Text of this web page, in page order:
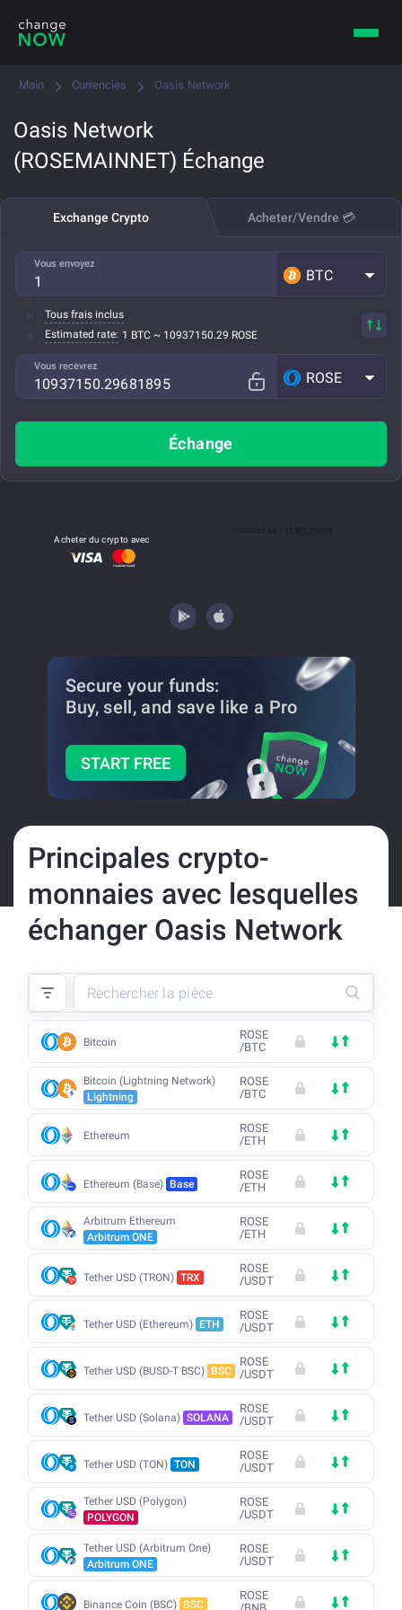
Main Currencies Oasis Network
Oasis Network
(ROSEMAINNET) Échange
Exchange Crypto Acheter/Vendre 💳
Vous envoyez
BTC
Tous frais inclus
Estimated rate: 1 BTC ~ 10937150.29 ROSE
Vous recevrez
ROSE
Échange
Acheter du crypto avec
Secure your funds:
Buy, sell, and save like a Pro
START FREE
Principales crypto-
monnaies avec lesquelles
échanger Oasis Network
Bitcoin
ROSE
/BTC
Bitcoin (Lightning Network)
Lightning
ROSE
/BTC
Ethereum
ROSE
/ETH
Ethereum (Base) Base
ROSE
/ETH
Arbitrum Ethereum
Arbitrum ONE
ROSE
/ETH
Tether USD (TRON) TRX
ROSE
/USDT
Tether USD (Ethereum) ETH
ROSE
/USDT
Tether USD (BUSD-T BSC) BSC
ROSE
/USDT
Tether USD (Solana) SOLANA
ROSE
/USDT
Tether USD (TON) TON
ROSE
/USDT
Tether USD (Polygon)
POLYGON
ROSE
/USDT
Tether USD (Arbitrum One)
Arbitrum ONE
ROSE
/USDT
Binance Coin (BSC) BSC
ROSE